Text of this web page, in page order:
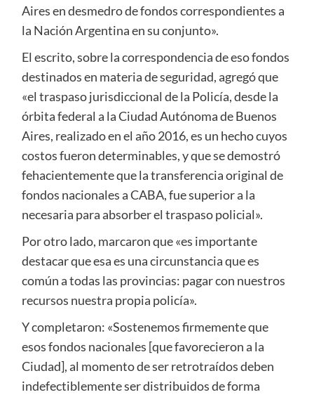
Aires en desmedro de fondos correspondientes a
la Nación Argentina en su conjunto».
El escrito, sobre la correspondencia de eso fondos
destinados en materia de seguridad, agregó que
«el traspaso jurisdiccional de la Policía, desde la
órbita federal a la Ciudad Autónoma de Buenos
Aires, realizado en el año 2016, es un hecho cuyos
costos fueron determinables, y que se demostró
fehacientemente que la transferencia original de
fondos nacionales a CABA, fue superior a la
necesaria para absorber el traspaso policial».
Por otro lado, marcaron que «es importante
destacar que esa es una circunstancia que es
común a todas las provincias: pagar con nuestros
recursos nuestra propia policía».
Y completaron: «Sostenemos firmemente que
esos fondos nacionales [que favorecieron a la
Ciudad], al momento de ser retrotraídos deben
indefectiblemente ser distribuidos de forma